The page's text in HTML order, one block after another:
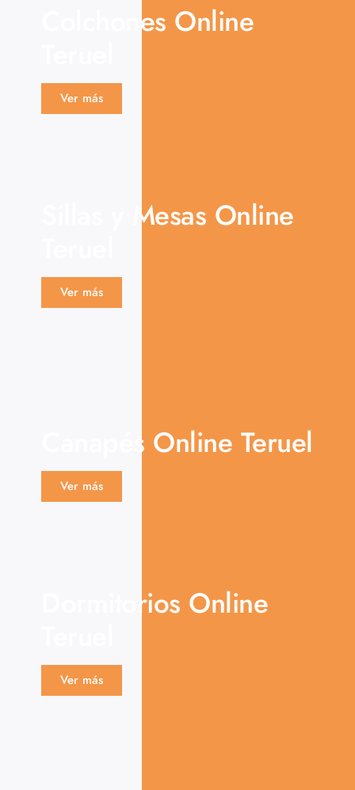
Colchones Online
Ver más
Sillas y Mesas Online
Ver más
Canapés Online Teruel
Ver más
Dormitorios Online
Ver más